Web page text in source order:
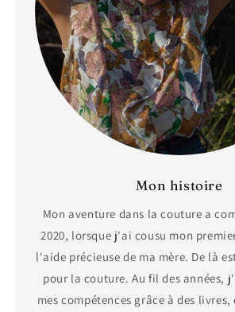
Mon histoire
Mon aventure dans la couture a
2020, lorsque j'ai cousu mon
l'aide précieuse de ma mère. De là
pour la couture. Au fil des années,
mes compétences grâce à des livres,